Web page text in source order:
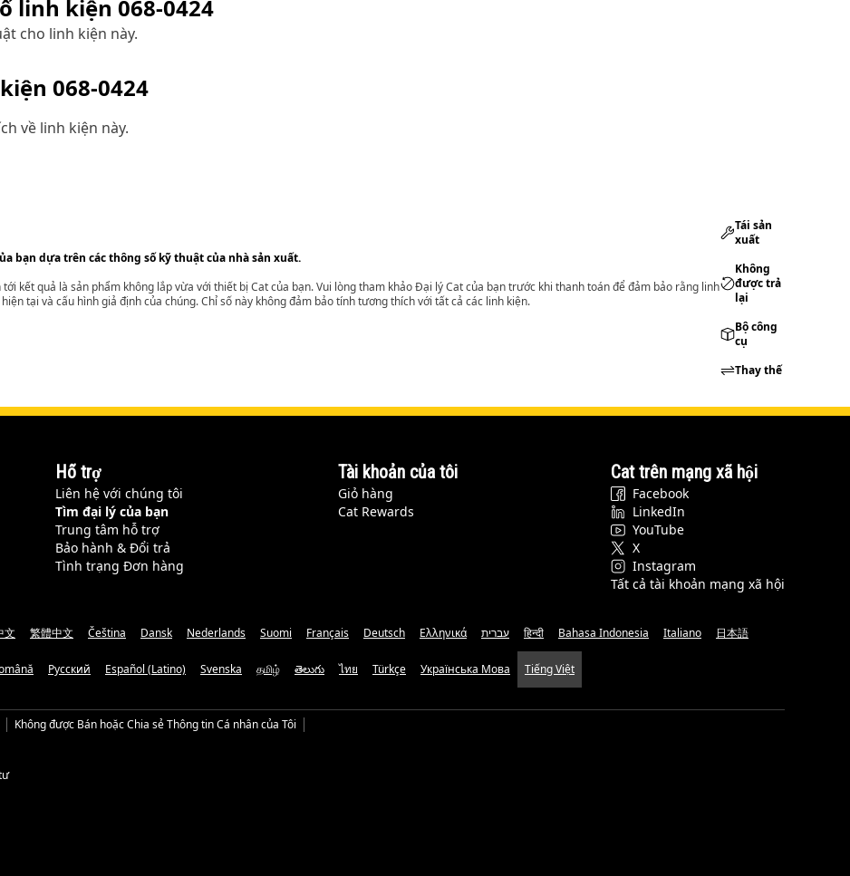
linh kiện 068-0424
cho linh kiện này.
068-0424
về linh kiện này.
bạn dựa trên các thông số kỹ thuật của nhà sản xuất.
kết quả là sản phẩm không lắp vừa với thiết bị Cat của bạn. Vui lòng tham khảo Đại lý Cat của bạn trước khi thanh toán để đảm bảo rằng linh
tại và cấu hình giả định của chúng. Chỉ số này không đảm bảo tính tương thích với tất cả các linh kiện.
Tái sản
xuất
Không
được trả
lại
Bộ công
cụ
Thay thế
Hỗ trợ
Liên hệ với chúng tôi
Tìm đại lý của bạn
Trung tâm hỗ trợ
Bảo hành & Đổi trả
Tình trạng Đơn hàng
Tài khoản của tôi
Giỏ hàng
Cat Rewards
Cat trên mạng xã hội
Facebook
LinkedIn
YouTube
X
Instagram
Tất cả tài khoản mạng xã hội
文 繁體中文 Čeština Dansk Nederlands Suomi Français Deutsch Ελληνικά עברית हिन्दी Bahasa Indonesia Italiano 日本語
Русский Español (Latino) Svenska தமிழ் తెలుగు ไทย Türkçe Українська Мова Tiếng Việt
Không được Bán hoặc Chia sẻ Thông tin Cá nhân của Tôi